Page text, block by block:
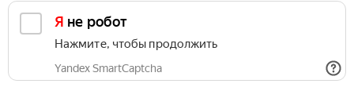
Я не робот
Нажмите, чтобы продолжить
Yandex SmartCaptcha